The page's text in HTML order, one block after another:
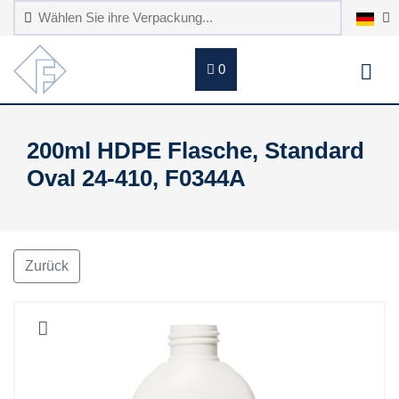
0
200ml HDPE Flasche, Standard
Oval 24-410, F0344A
Zurück